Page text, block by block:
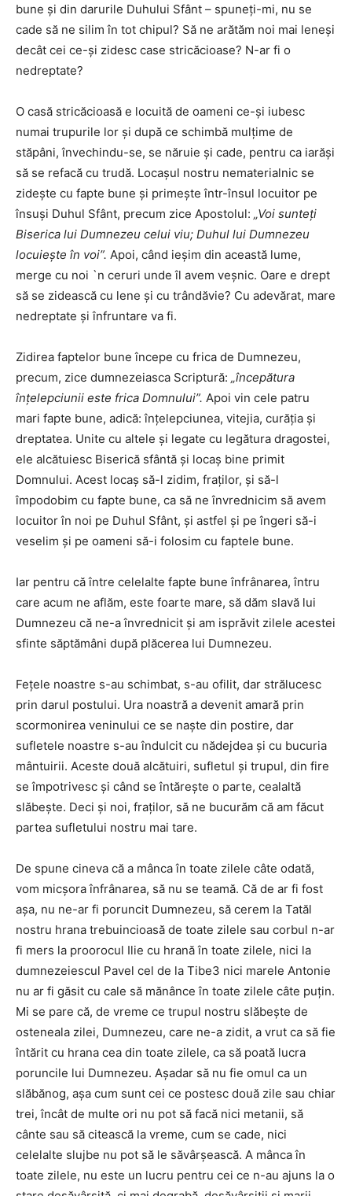
bune şi din darurile Duhului Sfânt – spuneţi-mi, nu se
cade să ne silim în tot chipul? Să ne arătăm noi mai leneşi
decât cei ce-şi zidesc case stricăcioase? N-ar fi o
nedreptate?
O casă stricăcioasă e locuită de oameni ce-şi iubesc
numai trupurile lor şi după ce schimbă mulţime de
stăpâni, învechindu-se, se năruie şi cade, pentru ca iarăşi
să se refacă cu trudă. Locaşul nostru nematerialnic se
zideşte cu fapte bune şi primeşte într-însul locuitor pe
însuşi Duhul Sfânt, precum zice Apostolul: „Voi sunteţi
Biserica lui Dumnezeu celui viu; Duhul lui Dumnezeu
locuieşte în voi”. Apoi, când ieşim din această lume,
merge cu noi `n ceruri unde îl avem veşnic. Oare e drept
să se zidească cu lene şi cu trândăvie? Cu adevărat, mare
nedreptate şi înfruntare va fi.
Zidirea faptelor bune începe cu frica de Dumnezeu,
precum, zice dumnezeiasca Scriptură: „începătura
înţelepciunii este frica Domnului”. Apoi vin cele patru
mari fapte bune, adică: înţelepciunea, vitejia, curăţia şi
dreptatea. Unite cu altele şi legate cu legătura dragostei,
ele alcătuiesc Biserică sfântă şi locaş bine primit
Domnului. Acest locaş să-l zidim, fraţilor, şi să-l
împodobim cu fapte bune, ca să ne învrednicim să avem
locuitor în noi pe Duhul Sfânt, şi astfel şi pe îngeri să-i
veselim şi pe oameni să-i folosim cu faptele bune.
Iar pentru că între celelalte fapte bune înfrânarea, întru
care acum ne aflăm, este foarte mare, să dăm slavă lui
Dumnezeu că ne-a învrednicit şi am isprăvit zilele acestei
sfinte săptămâni după plăcerea lui Dumnezeu.
Feţele noastre s-au schimbat, s-au ofilit, dar strălucesc
prin darul postului. Ura noastră a devenit amară prin
scormonirea veninului ce se naşte din postire, dar
sufletele noastre s-au îndulcit cu nădejdea şi cu bucuria
mântuirii. Aceste două alcătuiri, sufletul şi trupul, din fire
se împotrivesc şi când se întăreşte o parte, cealaltă
slăbeşte. Deci şi noi, fraţilor, să ne bucurăm că am făcut
partea sufletului nostru mai tare.
De spune cineva că a mânca în toate zilele câte odată,
vom micşora înfrânarea, să nu se teamă. Că de ar fi fost
aşa, nu ne-ar fi poruncit Dumnezeu, să cerem la Tatăl
nostru hrana trebuincioasă de toate zilele sau corbul n-ar
fi mers la proorocul Ilie cu hrană în toate zilele, nici la
dumnezeiescul Pavel cel de la Tibe3 nici marele Antonie
nu ar fi găsit cu cale să mănânce în toate zilele câte puţin.
Mi se pare că, de vreme ce trupul nostru slăbeşte de
osteneala zilei, Dumnezeu, care ne-a zidit, a vrut ca să fie
întărit cu hrana cea din toate zilele, ca să poată lucra
poruncile lui Dumnezeu. Aşadar să nu fie omul ca un
slăbănog, aşa cum sunt cei ce postesc două zile sau chiar
trei, încât de multe ori nu pot să facă nici metanii, să
cânte sau să citească la vreme, cum se cade, nici
celelalte slujbe nu pot să le săvârşească. A mânca în
toate zilele, nu este un lucru pentru cei ce n-au ajuns la o